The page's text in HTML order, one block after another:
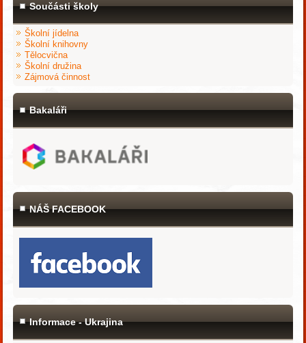
Součásti školy
Školní jídelna
Školní knihovny
Tělocvična
Školní družina
Zájmová činnost
Bakaláři
NÁŠ FACEBOOK
Informace - Ukrajina